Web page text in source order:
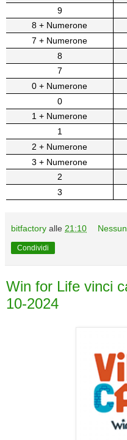
9
8 + Numerone
7 + Numerone
8
7
0 + Numerone
0
1 + Numerone
1
2 + Numerone
3 + Numerone
2
3
bitfactory alle 21:10
Condividi
Win for Life vinci
10-2024